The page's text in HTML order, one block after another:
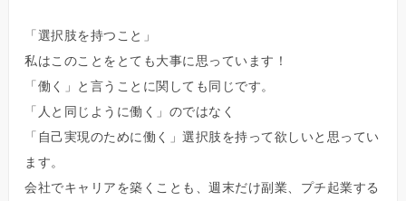
「選択肢を持つこと」
私はこのことをとても大事に思っています！
「働く」と言うことに関しても同じです。
「人と同じように働く」のではなく
「自己実現のために働く」選択肢を持って欲しいと思ってい
ます。
会社でキャリアを築くことも、週末だけ副業、プチ起業する